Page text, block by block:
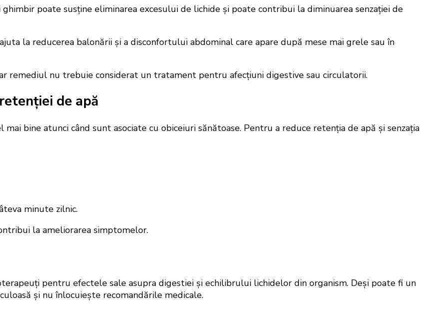
poate susține eliminarea excesului de lichide și poate contribui la diminuarea senzației de
la reducerea balonării și a disconfortului abdominal care apare după mese mai grele sau în
remediul nu trebuie considerat un tratament pentru afecțiuni digestive sau circulatorii.
de apă
bine atunci când sunt asociate cu obiceiuri sănătoase. Pentru a reduce retenția de apă și senzația
minute zilnic.
la ameliorarea simptomelor.
pentru efectele sale asupra digestiei și echilibrului lichidelor din organism. Deși poate fi un
și nu înlocuiește recomandările medicale.